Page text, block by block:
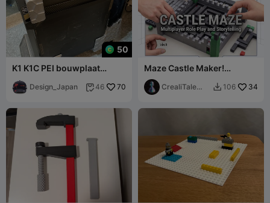
50
K1 K1C PEI bouwplaat
Design_Japan  46 70
Maze Castle Maker!
Software & Models
CrealiTale
 106 34